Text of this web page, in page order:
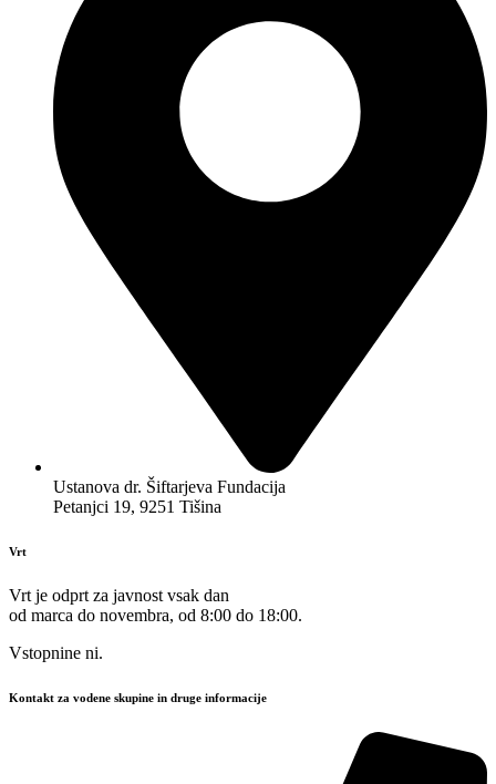
Ustanova dr. Šiftarjeva Fundacija
Petanjci 19, 9251 Tišina
Vrt
Vrt je odprt za javnost vsak dan
od marca do novembra, od 8:00 do 18:00.
Vstopnine ni.
Kontakt za vodene skupine in druge informacije